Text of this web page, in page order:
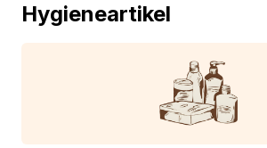
Hygieneartikel